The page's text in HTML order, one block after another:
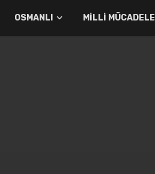
OSMANLI MILLI MÜCADELE